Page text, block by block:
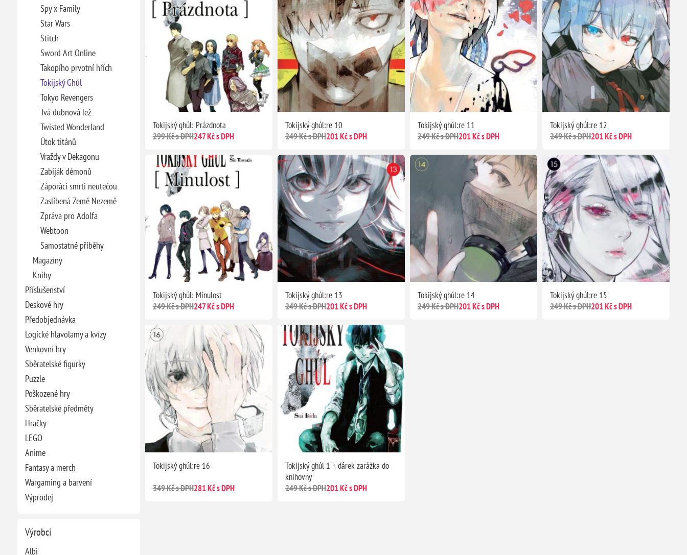
Spy x Family
Star Wars
Stitch
Sword Art Online
Takopího prvotní hřích
Tokijský Ghúl
Tokyo Revengers
Tvá dubnová lež
Twisted Wonderland
Útok titánů
Vraždy v Dekagonu
Zabiják démonů
Záporáci smrti neutečou
Zaslíbená Země Nezemě
Zpráva pro Adolfa
Webtoon
Samostatné příběhy
Magazíny
Knihy
Příslušenství
Deskové hry
Předobjednávka
Logické hlavolamy a kvízy
Venkovní hry
Sběratelské figurky
Puzzle
Poškozené hry
Sběratelské předměty
Hračky
LEGO
Anime
Fantasy a merch
Wargaming a barvení
Výprodej
Výrobci
Albi
Tokijský ghúl: Prázdnota
299 Kč s DPH247 Kč s DPH
Tokijský ghúl:re 10
249 Kč s DPH201 Kč s DPH
Tokijský ghúl:re 11
249 Kč s DPH201 Kč s DPH
Tokijský ghúl:re 12
249 Kč s DPH201 Kč s DPH
Tokijský ghúl: Minulost
249 Kč s DPH247 Kč s DPH
Tokijský ghúl:re 13
249 Kč s DPH201 Kč s DPH
Tokijský ghúl:re 14
249 Kč s DPH201 Kč s DPH
Tokijský ghúl:re 15
249 Kč s DPH201 Kč s DPH
Tokijský ghúl:re 16
349 Kč s DPH281 Kč s DPH
Tokijský ghúl 1 + dárek zarážka do
knihovny
249 Kč s DPH201 Kč s DPH